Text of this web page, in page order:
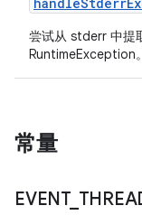
尝试从 stderr 中提
RuntimeException。
常量
EVENT_